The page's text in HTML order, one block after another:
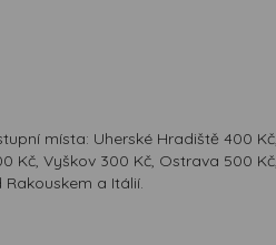
místa: Uherské Hradiště 400
Vyškov 300 Kč, Ostrava 500
a Itálií.